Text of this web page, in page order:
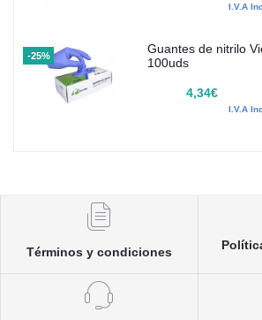
I.V.A
-25%
Guantes de nitrilo
100uds
4,34€
I.V.A
Términos y condiciones